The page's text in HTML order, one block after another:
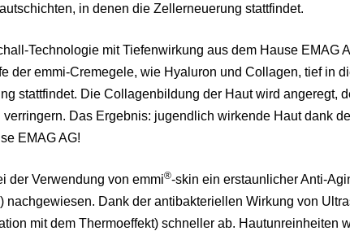
in denen die Zellerneuerung stattfindet.
Technologie mit Tiefenwirkung aus dem Hause EMAG
der emmi-Cremegele, wie Hyaluron und Collagen, tief in
stattfindet. Die Collagenbildung der Haut wird angeregt,
Das Ergebnis: jugendlich wirkende Haut dank
EMAG AG!
der Verwendung von emmi®-skin ein erstaunlicher Anti-
Dank der antibakteriellen Wirkung von
mit dem Thermoeffekt) schneller ab. Hautunreinheiten